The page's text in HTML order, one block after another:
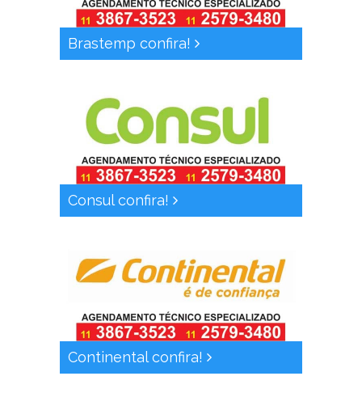
Brastemp confira!
Consul confira!
Continental confira!